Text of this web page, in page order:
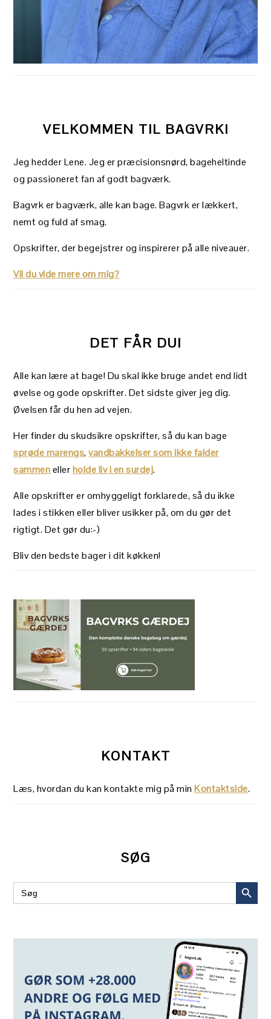
VELKOMMEN TIL BAGVRK!
Jeg hedder Lene. Jeg er præcisionsnørd, bageheltinde
og passioneret fan af godt bagværk.
Bagvrk er bagværk, alle kan bage. Bagvrk er lækkert,
nemt og fuld af smag.
Opskrifter, der begejstrer og inspirerer på alle niveauer.
Vil du vide mere om mig?
DET FÅR DU!
Alle kan lære at bage! Du skal ikke bruge andet end lidt
øvelse og gode opskrifter. Det sidste giver jeg dig.
Øvelsen får du hen ad vejen.
Her finder du skudsikre opskrifter, så du kan bage
sprøde marengs,vandbakkelser som ikke falder
sammenellerholde liv i en surdej.
Alle opskrifter er omhyggeligt forklarede, så du ikke
lades i stikken eller bliver usikker på, om du gør det
rigtigt. Det gør du:-)
Bliv den bedste bager i dit køkken!
KONTAKT
Læs, hvordan du kan kontakte mig på minKontaktside.
SØG
Search
for:
SEARCH